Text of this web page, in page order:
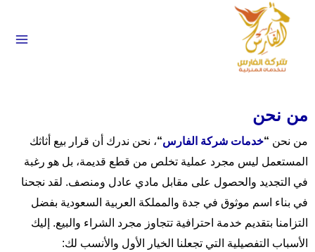
من نحن
من نحن “خدمات شركة الفارس“، نحن ندرك أن قرار بيع أثاثك
المستعمل ليس مجرد عملية تخلص من قطع قديمة، بل هو رغبة
في التجديد والحصول على مقابل مادي عادل ومنصف. لقد نجحنا
في بناء اسم موثوق في جدة والمملكة العربية السعودية بفضل
التزامنا بتقديم خدمة احترافية تتجاوز مجرد الشراء والبيع. إليك
الأسباب التفصيلية التي تجعلنا الخيار الأول والأنسب لك: